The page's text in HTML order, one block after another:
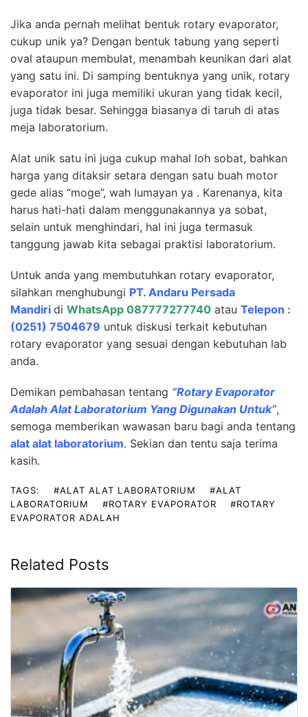
Jika anda pernah melihat bentuk rotary evaporator,
cukup unik ya? Dengan bentuk tabung yang seperti
oval ataupun membulat, menambah keunikan dari alat
yang satu ini. Di samping bentuknya yang unik, rotary
evaporator ini juga memiliki ukuran yang tidak kecil,
juga tidak besar. Sehingga biasanya di taruh di atas
meja laboratorium.
Alat unik satu ini juga cukup mahal loh sobat, bahkan
harga yang ditaksir setara dengan satu buah motor
gede alias “moge”, wah lumayan ya . Karenanya, kita
harus hati-hati dalam menggunakannya ya sobat,
selain untuk menghindari, hal ini juga termasuk
tanggung jawab kita sebagai praktisi laboratorium.
Untuk anda yang membutuhkan rotary evaporator,
silahkan menghubungi PT. Andaru Persada
Mandiri di WhatsApp 087777277740 atau Telepon :
(0251) 7504679 untuk diskusi terkait kebutuhan
rotary evaporator yang sesuai dengan kebutuhan lab
anda.
Demikan pembahasan tentang “Rotary Evaporator
Adalah Alat Laboratorium Yang Digunakan Untuk“,
semoga memberikan wawasan baru bagi anda tentang
alat alat laboratorium. Sekian dan tentu saja terima
kasih.
TAGS: #ALAT ALAT LABORATORIUM
#ALAT
LABORATORIUM
#ROTARY EVAPORATOR
#ROTARY
EVAPORATOR ADALAH
Related Posts